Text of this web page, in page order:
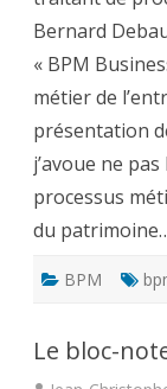
Bernard
« BPM
métier de
présentation
j’avoue ne
processus
du
BPM
Le bloc-